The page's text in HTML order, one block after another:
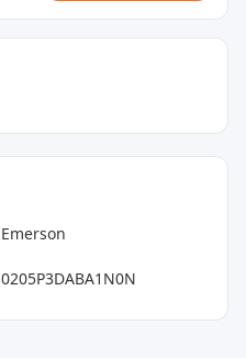
Emerson
0205P3DABA1N0N